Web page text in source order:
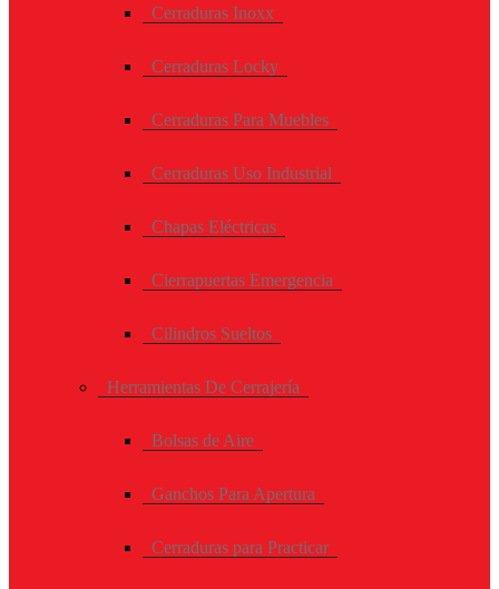
Cerraduras Inoxx
Cerraduras Locky
Cerraduras Para Muebles
Cerraduras Uso Industrial
Chapas Eléctricas
Cierrapuertas Emergencia
Cilindros Sueltos
Herramientas De Cerrajería
Bolsas de Aire
Ganchos Para Apertura
Cerraduras para Practicar